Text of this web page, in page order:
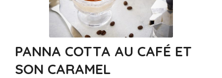
PANNA COTTA AU CAFÉ ET
SON CARAMEL